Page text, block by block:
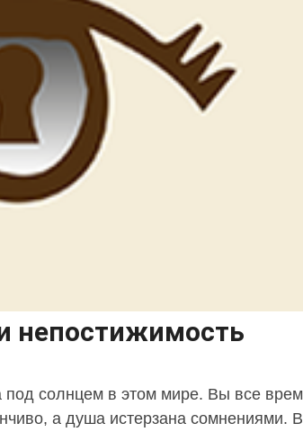
непостижимость
солнцем в этом мире. Вы все
а душа истерзана сомнениями.